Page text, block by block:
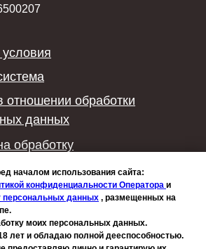
началом использования сайта:
конфиденциальности Оператора и
персональных данных , размещенных на
моих персональных данных.
лет и обладаю полной дееспособностью.
отношении обработки
данных
файлов
обработку